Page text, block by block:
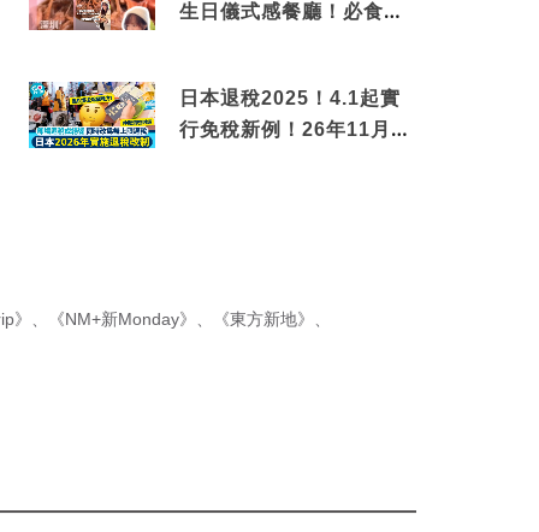
生日儀式感餐廳！必食失
日本退稅2025！4.1起實
行免稅新例！26年11月
》 、 《NM+新Monday》 、 《東方新地》 、